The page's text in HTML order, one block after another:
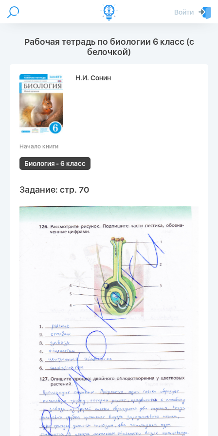
Войти
Рабочая тетрадь по биологии 6 класс (с
белочкой)
Н.И. Сонин
Начало книги
Биология - 6 класс
Задание: стр. 70